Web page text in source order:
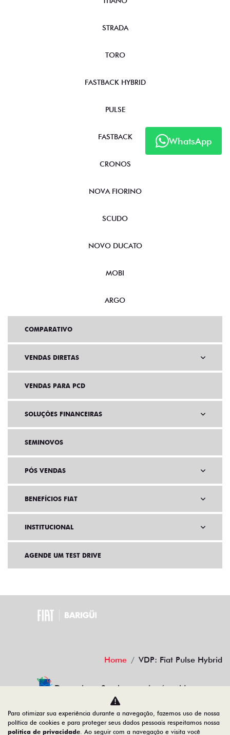
WhatsApp
TITANO
STRADA
TORO
FASTBACK HYBRID
PULSE
FASTBACK
CRONOS
NOVA FIORINO
SCUDO
NOVO DUCATO
MOBI
COMPARATIVO
VENDAS DIRETAS
VENDAS PARA PCD
SOLUÇÕES FINANCEIRAS
SEMINOVOS
PÓS VENDAS
BENEFÍCIOS FIAT
INSTITUCIONAL
Home VDP: Fiat Pulse Hybrid
Desacelere. Seu bem maior é a vida.
Para otimizar sua experiência durante a navegação, fazemos uso de nossa
política de cookies e para proteger seus dados pessoais respeitamos nossa
política de privacidade. Ao seguir com a navegação e visita você